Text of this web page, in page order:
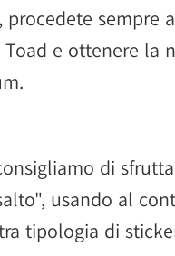
procedete sempre
e ottenere la
di
usando al
tipologia di